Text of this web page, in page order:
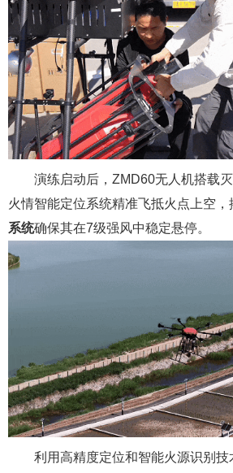
演练启动后， ZM D60无人机搭载
火情智能定位系统精准飞抵火点上空，
系统确保其在7级强风中稳定悬停。
利用高精度定位和智能火源识别